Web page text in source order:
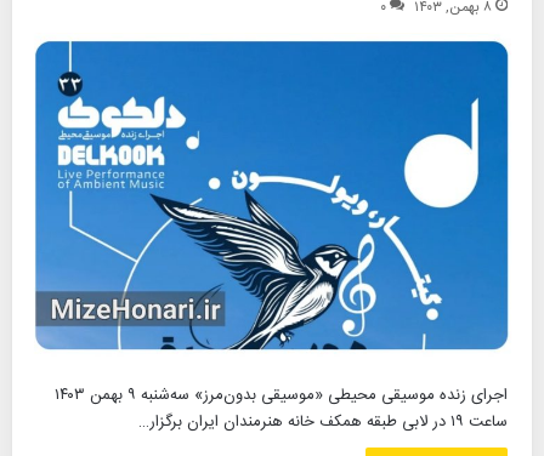
۸ بهمن, ۱۴۰۳ ۰
اجرای زنده موسیقی محیطی «موسیقی بدون‌مرز» سه‌شنبه ۹ بهمن ۱۴۰۳
ساعت ۱۹ در لابی طبقه همکف خانه هنرمندان ایران برگزار…